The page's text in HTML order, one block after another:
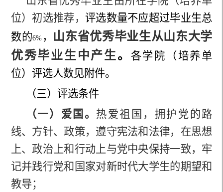
位）初选推荐， 评选数量不应超过毕业生总
数的6% ， 山东省优秀毕业生从山东大学
优秀毕业生中产生。 各学院（培养单
位）评选人数见附件。
（三）评选条件
（一）爱国。 热爱祖国，拥护党的路
线、方针、政策，遵守宪法和法律，在思想
上、政治上和行动上与党中央保持一致，牢
记并践行党和国家对新时代大学生的期望和
教导；